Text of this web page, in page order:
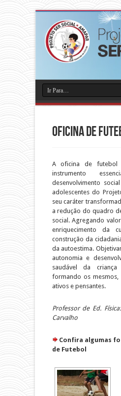
Oficina de
A oficina de
instrumento
desenvolvimento
adolescentes do
seu caráter
a redução do quadro
social. Agregando
enriquecimento da
construção da
da autoestima.
autonomia e
saudável da criança
formando os mesmos,
ativos e pensantes.
Professor de Ed.
Carvalho
Confira algumas
de Futebol